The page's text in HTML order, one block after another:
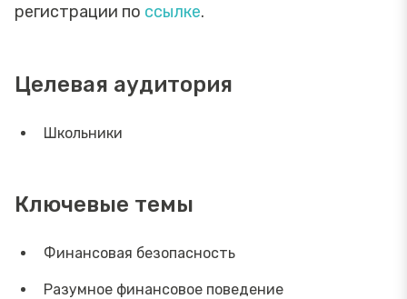
регистрации по ссылке.
Целевая аудитория
Школьники
Ключевые темы
Финансовая безопасность
Разумное финансовое поведение